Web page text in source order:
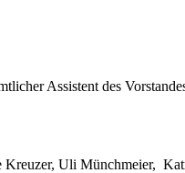
Assistent des
Uli Münchmeier,